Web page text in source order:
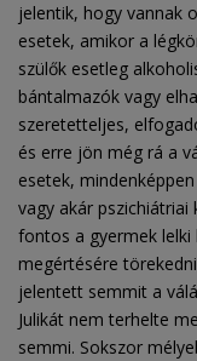
jelentik, hogy vannak
esetek, amikor a
szülők esetleg
bántalmazók vagy
szeretetteljes,
és erre jön még rá a
esetek,
vagy akár
fontos a gyermek lelki
megértésére
jelentett semmit a
Julikát nem terhelte
semmi. Sokszor